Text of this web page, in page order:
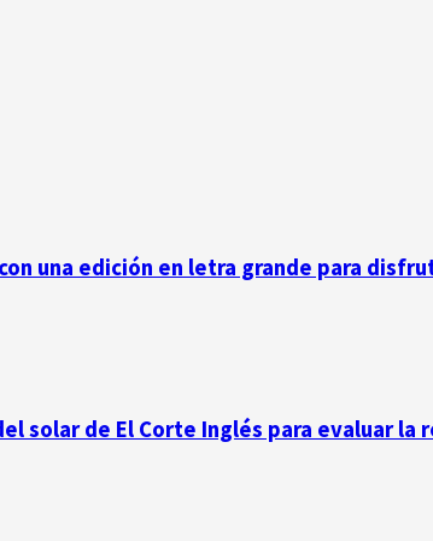
una edición en letra grande para
solar de El Corte Inglés para evaluar la